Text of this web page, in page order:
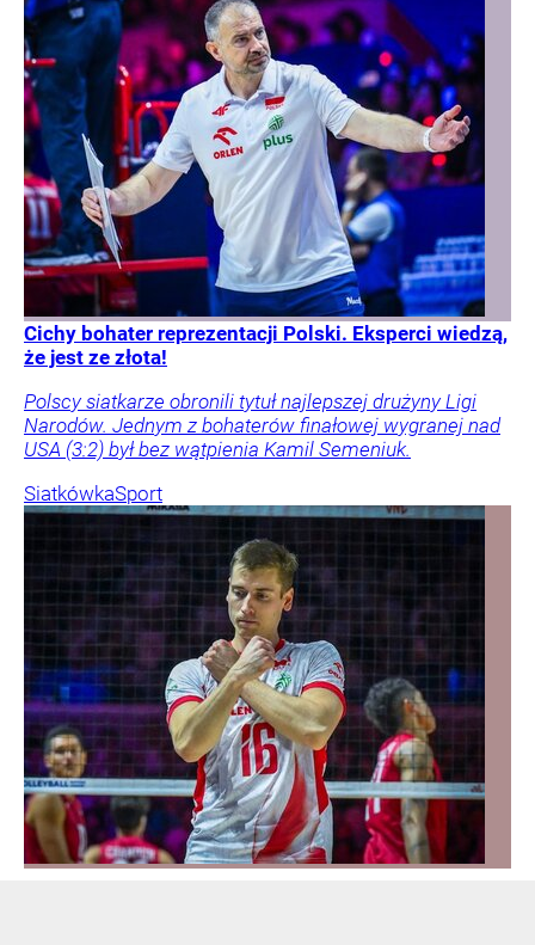
Cichy bohater reprezentacji Polski. Eksperci wiedzą,
że jest ze złota!
Polscy siatkarze obronili tytuł najlepszej drużyny Ligi
Narodów. Jednym z bohaterów finałowej wygranej nad
USA (3:2) był bez wątpienia Kamil Semeniuk.
SiatkówkaSport